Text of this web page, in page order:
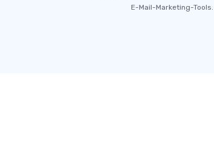
E-Mail-Marketing-Tools.